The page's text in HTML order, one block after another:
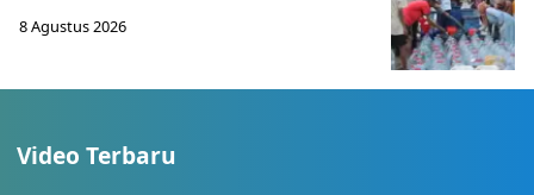
8 Agustus 2026
Video Terbaru